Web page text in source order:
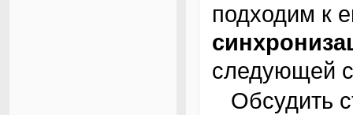
подходим к
следующей
Обсудить статью, высказать свои замечания и